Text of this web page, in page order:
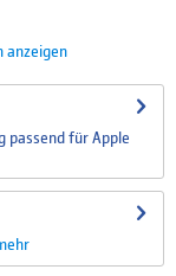
anzeigen
passend für Apple